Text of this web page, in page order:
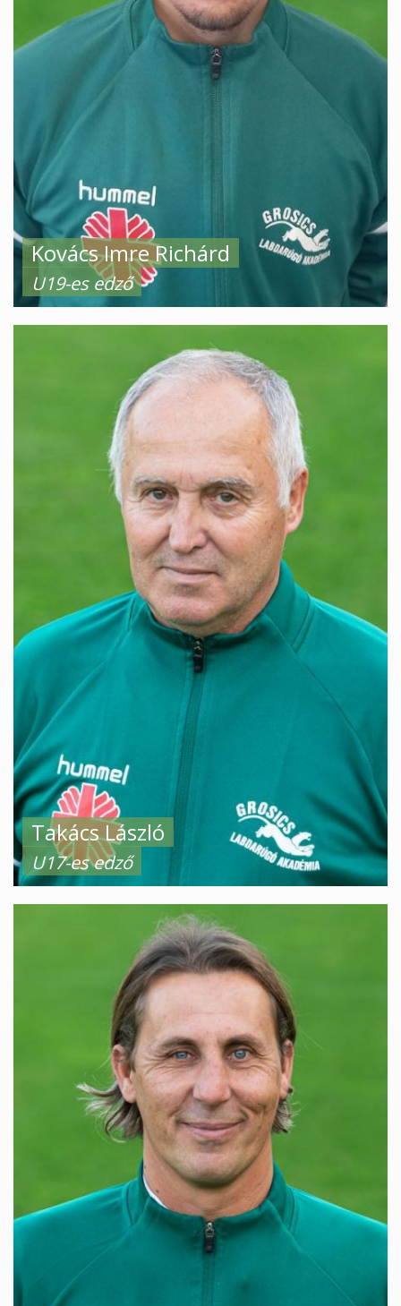
Kovács Imre Richárd
U19-es edző
Takács László
U17-es edző